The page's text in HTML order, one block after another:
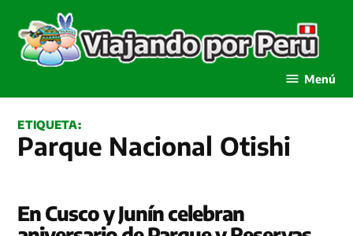
contenido
Menú
ETIQUETA:
Parque Nacional Otishi
En Cusco y Junín celebran